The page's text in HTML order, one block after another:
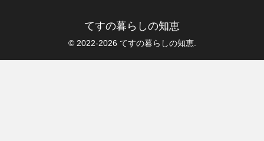
てすの暮らしの知恵
© 2022-2026 てすの暮らしの知恵.